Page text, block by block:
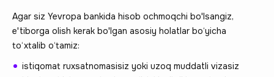
Agar siz Yevropa bankida hisob ochmoqchi bo'lsangiz,
e'tiborga olish kerak bo'lgan asosiy holatlar bo‘yicha
to‘xtalib o‘tamiz:
istiqomat ruxsatnomasisiz yoki uzoq muddatli vizasiz